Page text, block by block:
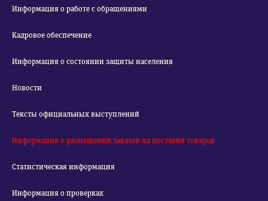
Информация о работе с обращениями
Кадровое обеспечение
Информация о состоянии защиты населения
Новости
Тексты официальных выступлений
Информация о размещении заказов на поставки товаров
Статистическая информация
Информация о проверках